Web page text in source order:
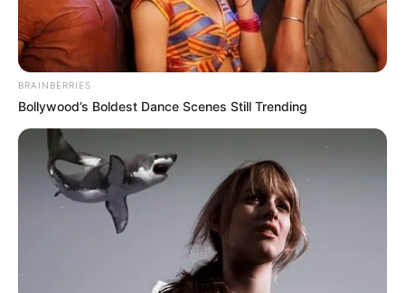
BRAINBERRIES
Bollywood’s Boldest Dance Scenes Still Trending